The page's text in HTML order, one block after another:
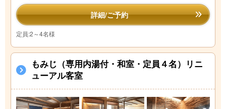
詳細/ご予約
定員:2～4名様
もみじ（専用内湯付・和室・定員４名）リニ
ューアル客室